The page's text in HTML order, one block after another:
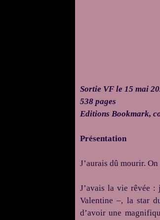
Sortie VF le 15 mai
538 pages
Editions Bookmark,
Présentation
J’aurais dû mourir.
J’avais la vie rêvée :
Valentine –, la star
d’avoir une